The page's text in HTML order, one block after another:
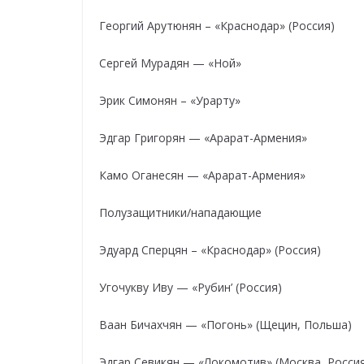
Георгий Арутюнян – «Краснодар» (Россия)
Сергей Мурадян — «Ной»
Эрик Симонян – «Урарту»
Эдгар Григорян — «Арарат-Армения»
Камо Оганесян — «Арарат-Армения»
Полузащитники/нападающие
Эдуард Сперцян – «Краснодар» (Россия)
Угочукву Иву — «Рубин’ (Россия)
Ваан Бичахчян — «Погонь» (Щецин, Польша)